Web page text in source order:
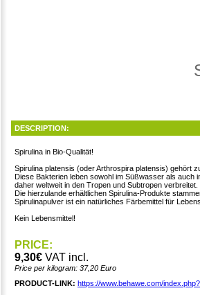
DESCRIPTION:
Spirulina in Bio-Qualität!
Spirulina platensis (oder Arthrospira platensis) gehört
Diese Bakterien leben sowohl im Süßwasser als auch
daher weltweit in den Tropen und Subtropen verbreitet.
Die hierzulande erhältlichen Spirulina-Produkte
Spirulinapulver ist ein natürliches Färbemittel für
Kein Lebensmittel!
PRICE:
9,30€ VAT incl.
Price per kilogram: 37,20 Euro
PRODUCT-LINK: https://www.behawe.com/